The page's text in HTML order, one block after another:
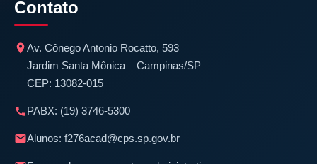
Contato
Av. Cônego Antonio Rocatto, 593
Jardim Santa Mônica – Campinas/SP
CEP: 13082-015
PABX: (19) 3746-5300
Alunos: f276acad@cps.sp.gov.br